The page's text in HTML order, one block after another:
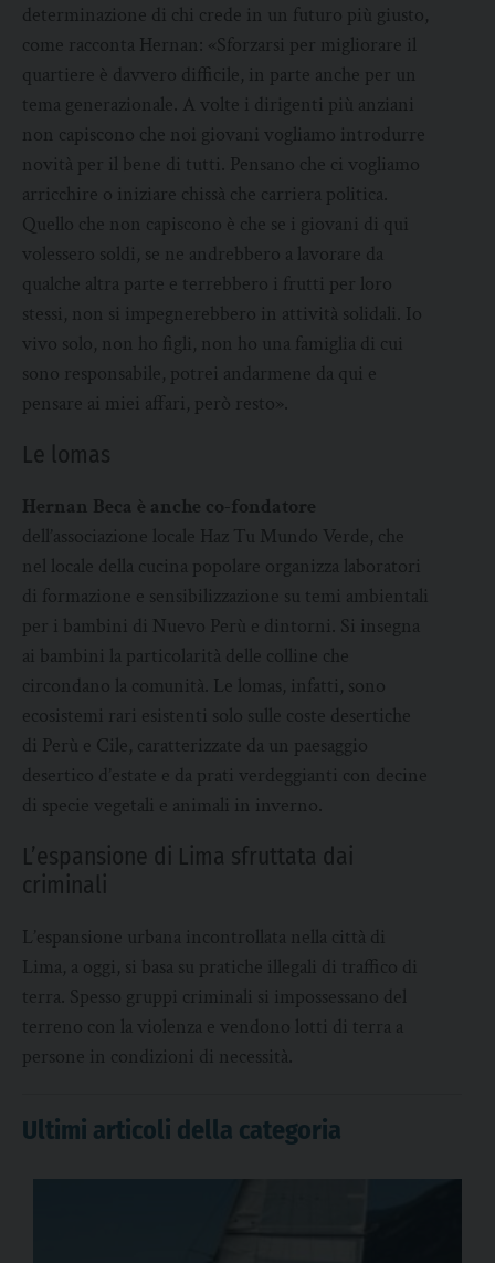
determinazione di chi crede in un futuro più giusto,
come racconta Hernan: «Sforzarsi per migliorare il
quartiere è davvero difficile, in parte anche per un
tema generazionale. A volte i dirigenti più anziani
non capiscono che noi giovani vogliamo introdurre
novità per il bene di tutti. Pensano che ci vogliamo
arricchire o iniziare chissà che carriera politica.
Quello che non capiscono è che se i giovani di qui
volessero soldi, se ne andrebbero a lavorare da
qualche altra parte e terrebbero i frutti per loro
stessi, non si impegnerebbero in attività solidali. Io
vivo solo, non ho figli, non ho una famiglia di cui
sono responsabile, potrei andarmene da qui e
pensare ai miei affari, però resto».
Le lomas
Hernan Beca è anche co-fondatore
dell’associazione locale Haz Tu Mundo Verde, che
nel locale della cucina popolare organizza laboratori
di formazione e sensibilizzazione su temi ambientali
per i bambini di Nuevo Perù e dintorni. Si insegna
ai bambini la particolarità delle colline che
circondano la comunità. Le lomas, infatti, sono
ecosistemi rari esistenti solo sulle coste desertiche
di Perù e Cile, caratterizzate da un paesaggio
desertico d’estate e da prati verdeggianti con decine
di specie vegetali e animali in inverno.
L’espansione di Lima sfruttata dai
criminali
L’espansione urbana incontrollata nella città di
Lima, a oggi, si basa su pratiche illegali di traffico di
terra. Spesso gruppi criminali si impossessano del
terreno con la violenza e vendono lotti di terra a
persone in condizioni di necessità.
Ultimi articoli della categoria